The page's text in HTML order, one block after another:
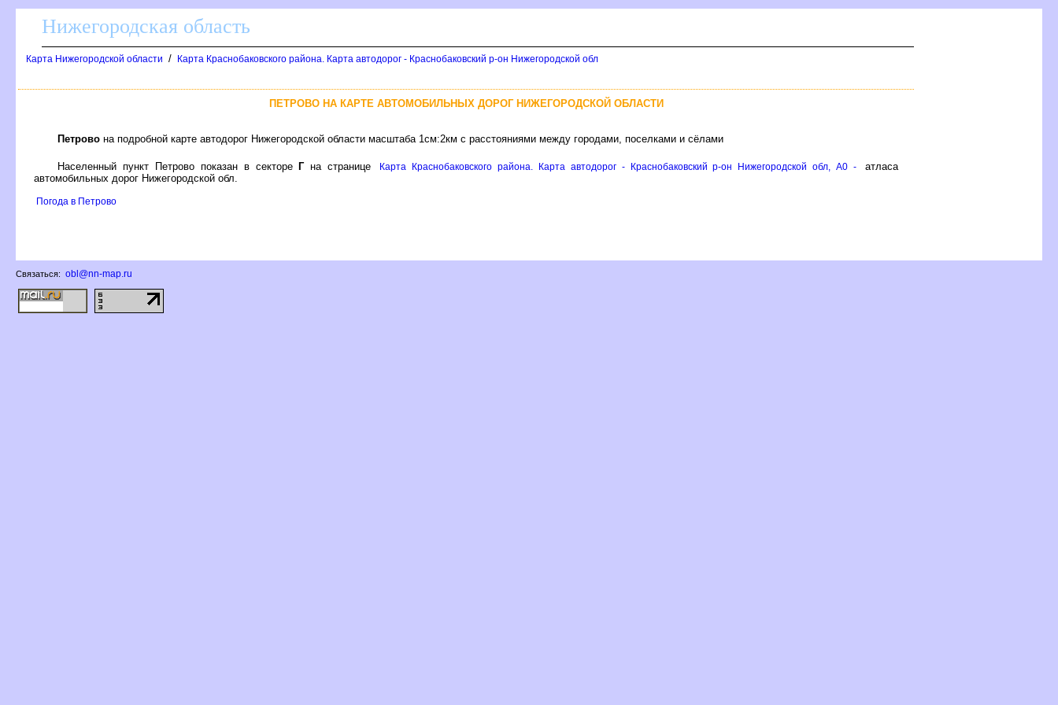
Нижегородская область
Карта Нижегородской области / Карта Краснобаковского района. Карта автодорог - Краснобаковский р-он Нижегородской обл
ПЕТРОВО НА КАРТЕ АВТОМОБИЛЬНЫХ ДОРОГ НИЖЕГОРОДСКОЙ ОБЛАСТИ
Петрово на подробной карте автодорог Нижегородской области масштаба 1см:2км с расстояниями между городами, поселками и сёлами
Населенный пункт Петрово показан в сектореГна странице Карта Краснобаковского района. Карта автодорог - Краснобаковский р-он Нижегородской обл, A0 -
атласа
автомобильных дорог Нижегородской обл.
Погода в Петрово
Связаться: obl@nn-map.ru